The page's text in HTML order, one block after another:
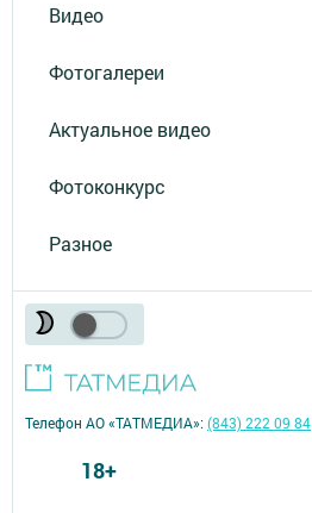
Видео
Фотогалереи
Актуальное видео
Фотоконкурс
Разное
Телефон АО «ТАТМЕДИА»:(843) 222 09 84
18+